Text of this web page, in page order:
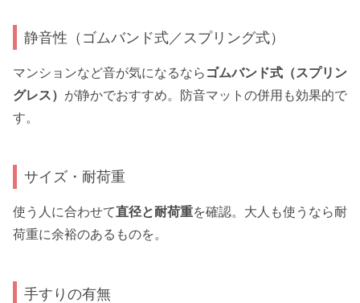
静音性（ゴムバンド式／スプリング式）
マンションなど音が気になるなら ゴムバンド式（スプリン
グレス） が静かでおすすめ。防音マットの併用も効果的で
す。
サイズ・耐荷重
使う人に合わせて直径と耐荷重を確認。大人も使うなら耐
荷重に余裕のあるものを。
手すりの有無